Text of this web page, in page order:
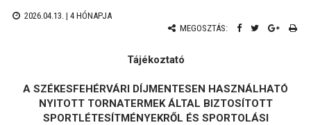
2026.04.13. | 4 HÓNAPJA
MEGOSZTÁS:
Tájékoztató
A SZÉKESFEHÉRVÁRI DÍJMENTESEN HASZNÁLHATÓ
NYITOTT TORNATERMEK ÁLTAL BIZTOSÍTOTT
SPORTLÉTESÍTMÉNYEKRŐL ÉS SPORTOLÁSI